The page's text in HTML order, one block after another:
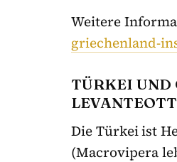
Weitere
griechenland-
TÜRKEI UND
Die Türkei ist
(Macrovipera